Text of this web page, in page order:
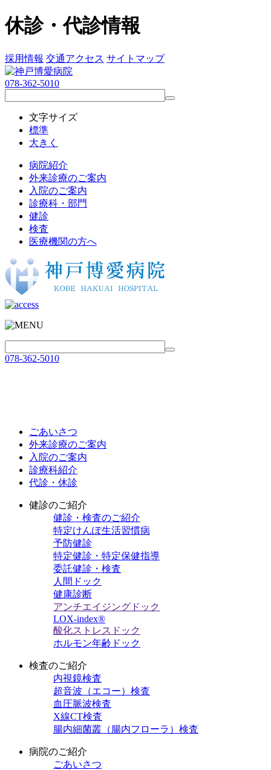
休診・代診情報
採用情報 交通アクセス サイトマップ
078-362-5010
文字サイズ
標準
大きく
病院紹介
外来診療のご案内
入院のご案内
診療科・部門
健診
検査
医療機関の方へ
078-362-5010
ごあいさつ
外来診療のご案内
入院のご案内
診療科紹介
代診・休診
健診のご紹介
健診・検査のご紹介
特定けんぽ生活習慣病
予防健診
特定健診・特定保健指導
委託健診・検査
人間ドック
健康診断
アンチエイジングドック
LOX-index®
酸化ストレスドック
ホルモン年齢ドック
検査のご紹介
内視鏡検査
超音波（エコー）検査
血圧脈波検査
X線CT検査
腸内細菌叢（腸内フローラ）検査
病院のご紹介
ごあいさつ